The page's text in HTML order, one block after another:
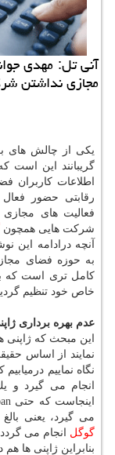
آنی تل: مهدی
مجازی نداشتن
یكی از چالش های
گریبانند این
اطلاعات كاربران
رقابتی حضور فعال
فعالیت های
شركت هایی همچون
آنچه درادامه این
به حوزه فضای
كامل تری است كه
خاص خود تنظیم
عدم بهره برداری
این مبحث كه
نمایند از اساس
نگاه نماییم
اینجاست كه حتی Yahoo Japan هم در واقع نتایج جستجو را از
می گیرد، یعنی بالغ بر 96 درصد جستجوها در ژاپن
گوگل انجام می
بنابراین ژاپنی ها هم